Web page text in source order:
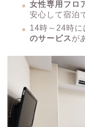
女性専用フロ
安心して宿泊
14時～24時に
のサービス が